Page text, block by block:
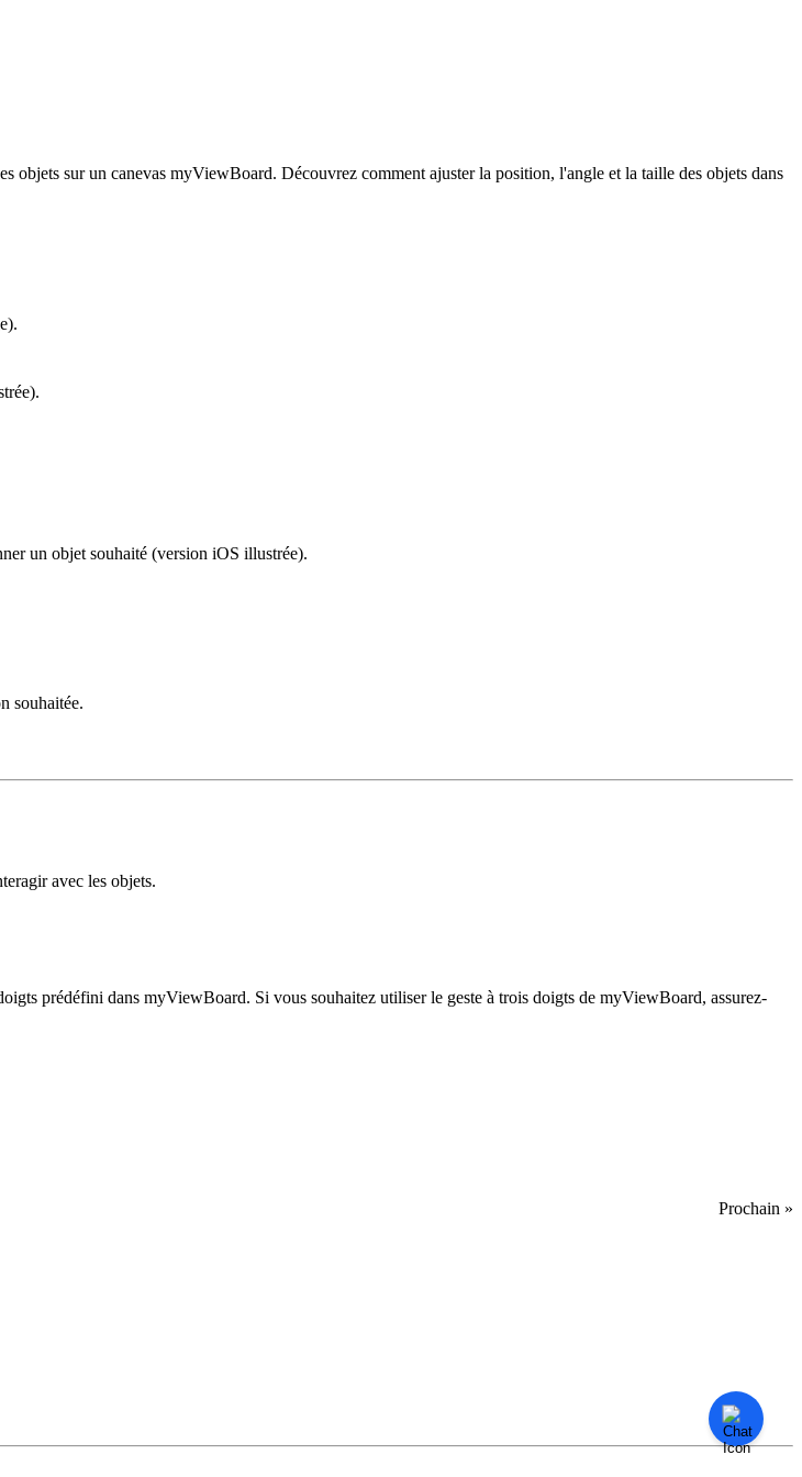
objets sur un canevas myViewBoard. Découvrez comment ajuster la position, l'angle et la taille des objets dans
un objet souhaité (version iOS illustrée).
souhaitée.
avec les objets.
prédéfini dans myViewBoard. Si vous souhaitez utiliser le geste à trois doigts de myViewBoard, assurez-
Prochain »